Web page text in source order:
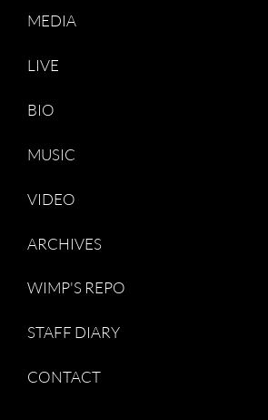
MEDIA
LIVE
BIO
MUSIC
VIDEO
ARCHIVES
WIMP'S REPO
STAFF DIARY
CONTACT